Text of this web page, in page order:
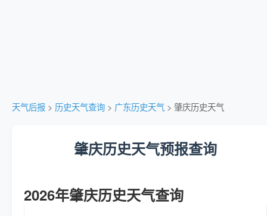
天气后报 > 历史天气查询 > 广东历史天气 > 肇庆历史天气
肇庆历史天气预报查询
2026年肇庆历史天气查询